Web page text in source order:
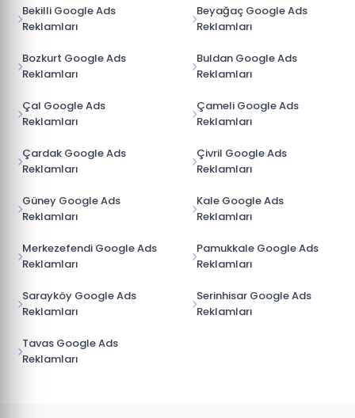
Bekilli Google Ads
Reklamları
Beyağaç Google Ads
Reklamları
Bozkurt Google Ads
Reklamları
Buldan Google Ads
Reklamları
Çal Google Ads
Reklamları
Çameli Google Ads
Reklamları
Çardak Google Ads
Reklamları
Çivril Google Ads
Reklamları
Güney Google Ads
Reklamları
Kale Google Ads
Reklamları
Merkezefendi Google Ads
Reklamları
Pamukkale Google Ads
Reklamları
Sarayköy Google Ads
Reklamları
Serinhisar Google Ads
Reklamları
Tavas Google Ads
Reklamları